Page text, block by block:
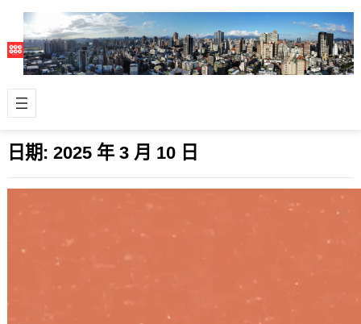
日期: 2025 年 3 月 10 日
Anthropic 的 MCP 帶人類進入 AI 應用新
2025 年 3 月 10 日
我一直很喜歡用的 AI 服務公司
Anthropic ，他們之前推出的 Model